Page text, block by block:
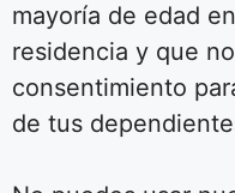
mayoría de edad
residencia y que
consentimiento
de tus